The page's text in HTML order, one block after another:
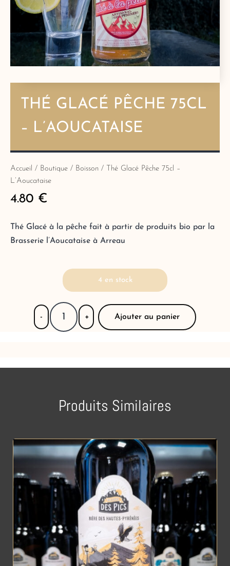
THÉ GLACÉ PÊCHE 75CL
– L’AOUCATAISE
Accueil / Boutique / Boisson / Thé Glacé Pêche 75cl –
L’Aoucataise
4.80 €
Thé Glacé à la pêche fait à partir de produits bio par la
Brasserie l’Aoucataise à Arreau
4 en stock
- + Ajouter au panier
Produits Similaires